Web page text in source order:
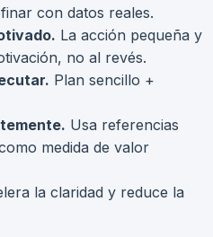
con datos reales.
La acción pequeña y
no al revés.
Plan sencillo +
Usa referencias
medida de valor
la claridad y reduce la